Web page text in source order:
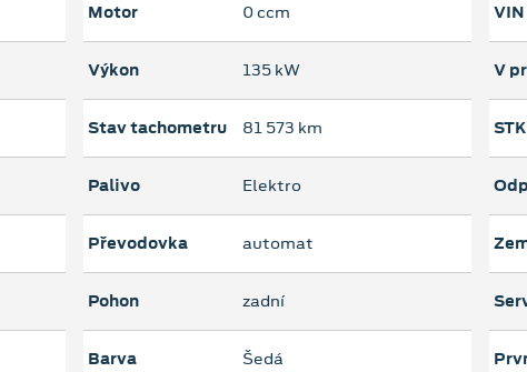
Motor 0 ccm
Výkon 135 kW
Stav tachometru 81 573 km
Palivo Elektro
Převodovka automat
Pohon zadní
Barva Šedá
VIN
V